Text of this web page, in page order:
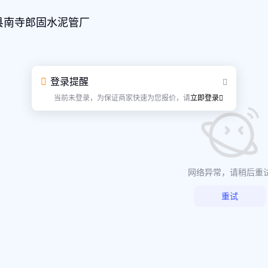
南寺郎固水泥管厂
登录提醒
当前未登录，为保证商家快速为您报价，请立即登录
网络异常，请稍后重
重试